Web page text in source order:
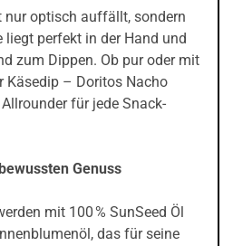
nur optisch auffällt, sondern
perfekt in der Hand und
zum Dippen. Ob pur oder mit
Käsedip – Doritos Nacho
für jede Snack-
Genuss
mit 100 % SunSeed Öl
das für seine